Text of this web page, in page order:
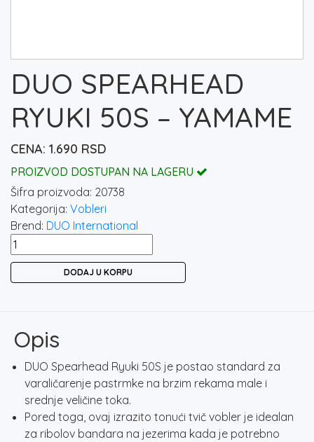
DUO SPEARHEAD
RYUKI 50S – YAMAME
1.690 RSD
PROIZVOD DOSTUPAN NA LAGERU
Šifra proizvoda: 20738
Kategorija: Vobleri
Brend: DUO International
DUO
SPEARHEAD
količina
DODAJ U KORPU
Opis
DUO Spearhead Ryuki 50S je postao standard za
varaličarenje pastrmke na brzim rekama male i
srednje veličine toka.
Pored toga, ovaj izrazito tonući tvič vobler je idealan
za ribolov bandara na jezerima kada je potrebno